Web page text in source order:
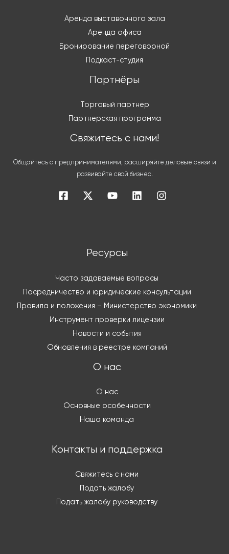
Аренда выставочного зала
Аренда офиса
Бронирование переговорной
Подкаст-студия
Партнёры
Торговый партнер
Партнерская программа
Свяжитесь с нами!
Общайтесь с предпринимателями, расширяйте деловые связи и
развивайте свой бизнес.
Ресурсы
Часто задаваемые вопросы
Посредничество и юридические консультации
Правила и положения – Министерство экономики
Инструмент проверки лицензии
Новости и события
Обновления в реестре компаний
О нас
О нас
Основные особенности
Наша команда
Контакты и поддержка
Свяжитесь с нами
Подать жалобу
Подать жалобу руководству